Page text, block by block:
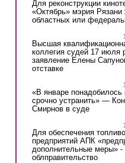
Для реконструкции
«Октябрь» мэрия Рязани
областных или
Высшая
коллегия судей 17 июля
заявление Елены
отставке
«В январе понадобилось
срочно устранить» —
Смирнов в суде
Для обеспечения
предприятий АПК
дополнительные меры» -
облправительство